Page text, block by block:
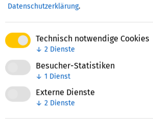
Datenschutzerklärung.
Technisch notwendige Cookies
↓ 2 Dienste
Besucher-Statistiken
↓ 1 Dienst
Externe Dienste
↓ 2 Dienste